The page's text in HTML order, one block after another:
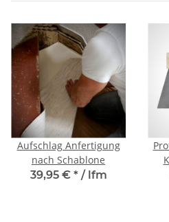
Aufschlag Anfertigung
nach Schablone
39,95 € */ lfm